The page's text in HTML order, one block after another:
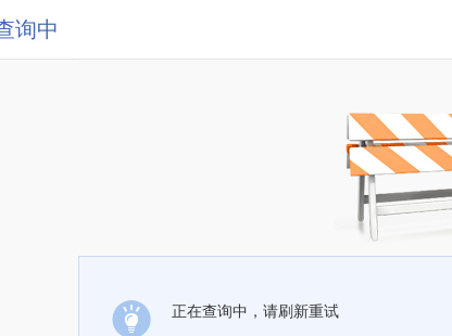
询中
正在查询中，请刷新重试